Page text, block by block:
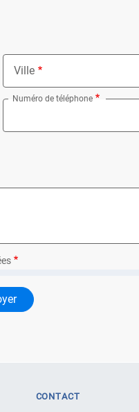
Ville
Numéro de téléphone
CONTACT